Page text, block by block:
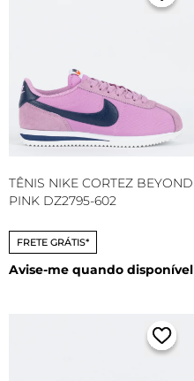
TÊNIS NIKE CORTEZ BEYOND
PINK DZ2795-602
FRETE GRÁTIS*
Avise-me quando disponível